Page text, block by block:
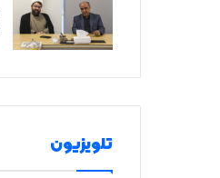
تلویزیون